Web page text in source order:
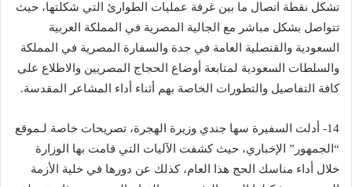
تشكل نقطة اتصال ما بين غرفة عمليات الطوارئ التي شكلتها، حيث
تتواصل بشكل مباشر مع الجالية المصرية في المملكة العربية
السعودية والقنصلية العامة في جدة والسفارة المصرية في المملكة
والسلطات السعودية لمتابعة أوضاع الحجاج المصريين والاطلاع على
كافة التفاصيل والتطورات الخاصة بهم أثناء أداء المشاعر المقدسة.
14- أدلت السفيرة سها جندي وزيرة الهجرة، تصريحات خاصة لـموقع
“الجمهور” الإخباري، حيث كشفت الآليات التي قامت بها الوزارة
خلال أداء مناسك الحج هذا العام، كذلك عن دورها في خلية الأزمة